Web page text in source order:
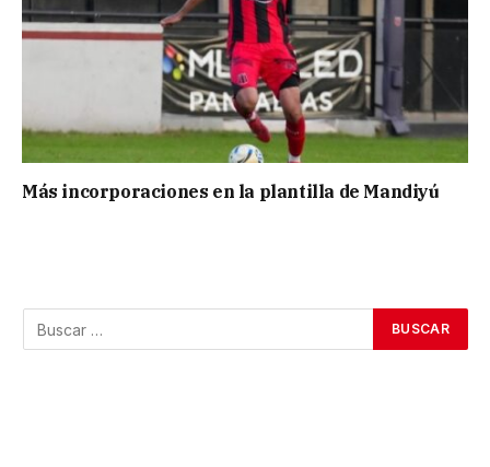
Más incorporaciones en la plantilla de Mandiyú